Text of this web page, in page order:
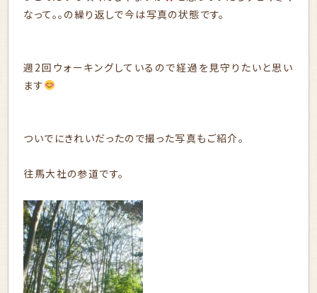
なって。。の繰り返しで今は写真の状態です。
週2回ウォーキングしているので経過を見守りたいと思い
ます
ついでにきれいだったので撮った写真もご紹介。
往馬大社の参道です。